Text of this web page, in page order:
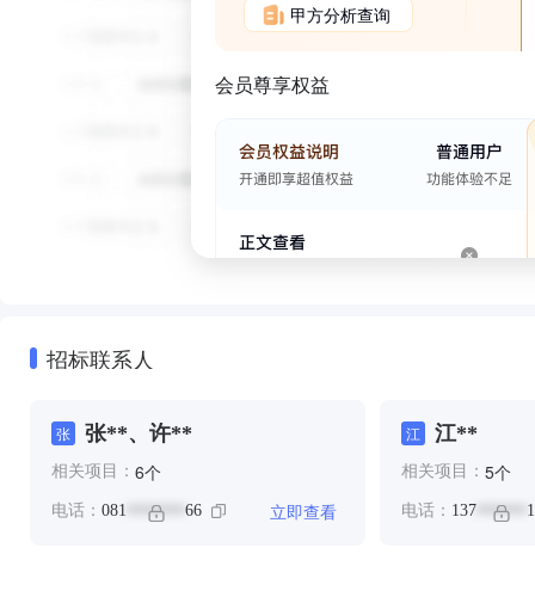
甲方分析查询
会员尊享权益
招标联系人
张 张**、许**
相关项目： 6个
电话： 081 ******* 66 立即查看
江 江**
相关项目： 5个
电话： 137 ******